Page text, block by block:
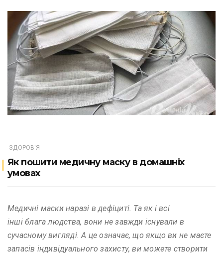
ЗДОРОВ'Я
Як пошити медичну маску в домашніх
умовах
Медичні маски наразі в дефіциті. Та як і всі
інші блага людства, вони не завжди існували в
сучасному вигляді. А це означає, що якщо ви не маєте
запасів індивідуального захисту, ви можете створити